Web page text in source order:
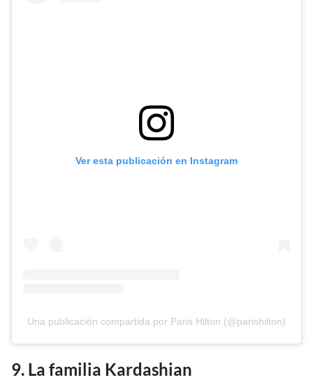
Ver esta publicación en Instagram
Una publicación compartida por Paris Hilton (@parishilton)
9. La familia Kardashian